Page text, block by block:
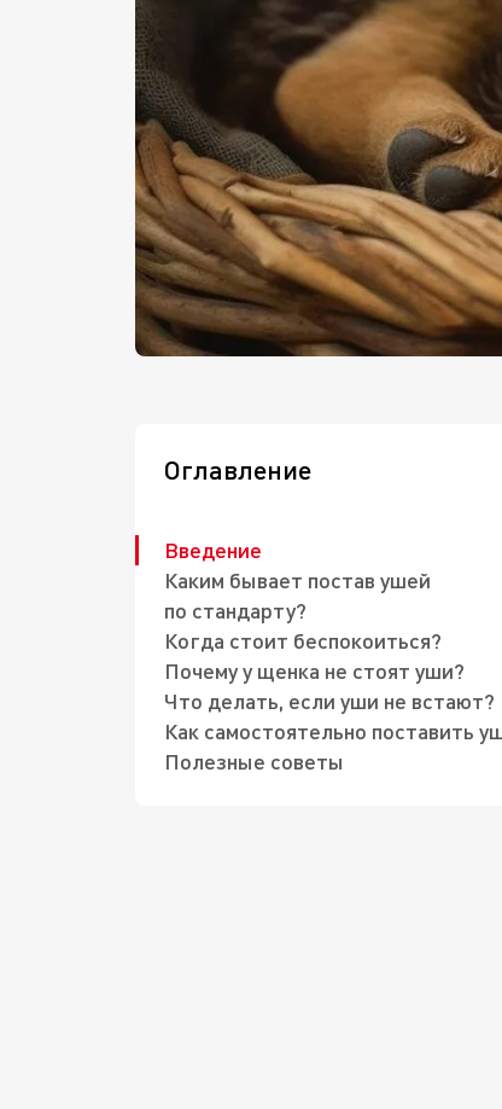
Оглавление
Введение
Каким бывает постав ушей
по стандарту?
Когда стоит беспокоиться?
Почему у щенка не стоят уши?
Что делать, если уши не встают?
Как самостоятельно поставить
Полезные советы